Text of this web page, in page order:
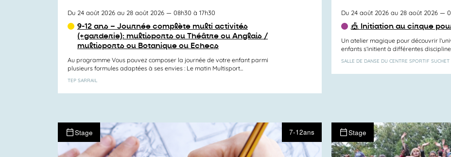
Du 24 août 2026 au 28 août 2026 — 08h30 à 17h30
9-12 ans – Journée complète multi activités
(+garderie): multisports ou Théâtre ou Anglais /
multisports ou Botanique ou Echecs
Au programme Vous pouvez composer la journée de votre enfant parmi
plusieurs formules adaptées à ses envies : Le matin Multisport...
TEP SARRAIL
Du 24 août 2026 au 28 août 2026—
🎪 Initiation au cirque
Un atelier magique pour découvrir
enfants s’initient à différentes disciplines
SALLE DE DANSE DU CENTRE SPORTIF SUCHET
Stage 7-12ans Stage